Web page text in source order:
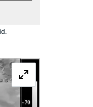
Förstora bilden